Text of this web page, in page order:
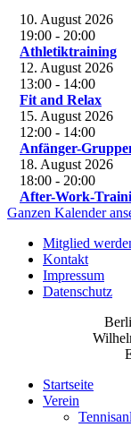
10. August 2026
19:00 - 20:00
Athletiktraining
12. August 2026
13:00 - 14:00
Fit and Relax
15. August 2026
12:00 - 14:00
Anfänger-
18. August 2026
18:00 - 20:00
After-Work-
Ganzen Kalender
Mitglied
Kontakt
Impressum
Datenschutz
Startseite
Verein